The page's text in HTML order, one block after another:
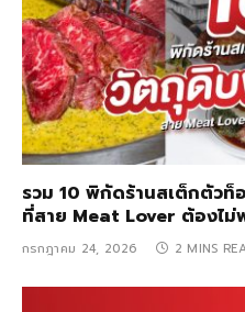
รวม 10 พิกัดร้านสเต็กตัว
ที่สาย Meat Lover ต้องไม่
กรกฎาคม 24, 2026 2 MINS